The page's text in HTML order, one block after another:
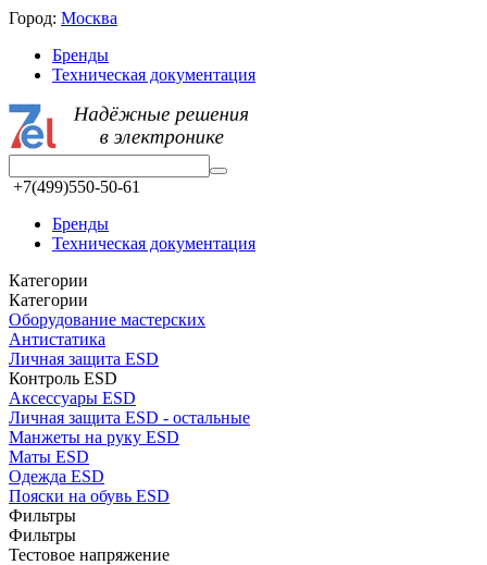
Город: Москва
Бренды
Техническая документация
+7(499)550-50-61
Бренды
Техническая документация
Категории
Категории
Оборудование мастерских
Aнтистатика
Личная защита ESD
Контроль ESD
Аксессуары ESD
Личная защита ESD - остальные
Манжеты на руку ESD
Маты ESD
Одежда ESD
Пояски на обувь ESD
Фильтры
Фильтры
Тестовое напряжение